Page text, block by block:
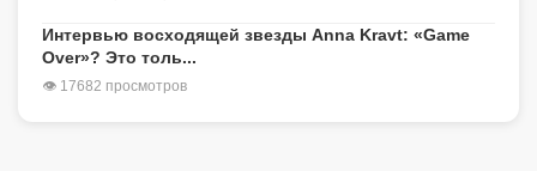
Интервью восходящей звезды Anna Kravt: «Game
Over»? Это толь...
👁 17682 просмотров